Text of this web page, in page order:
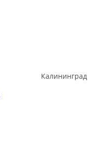
Калининград